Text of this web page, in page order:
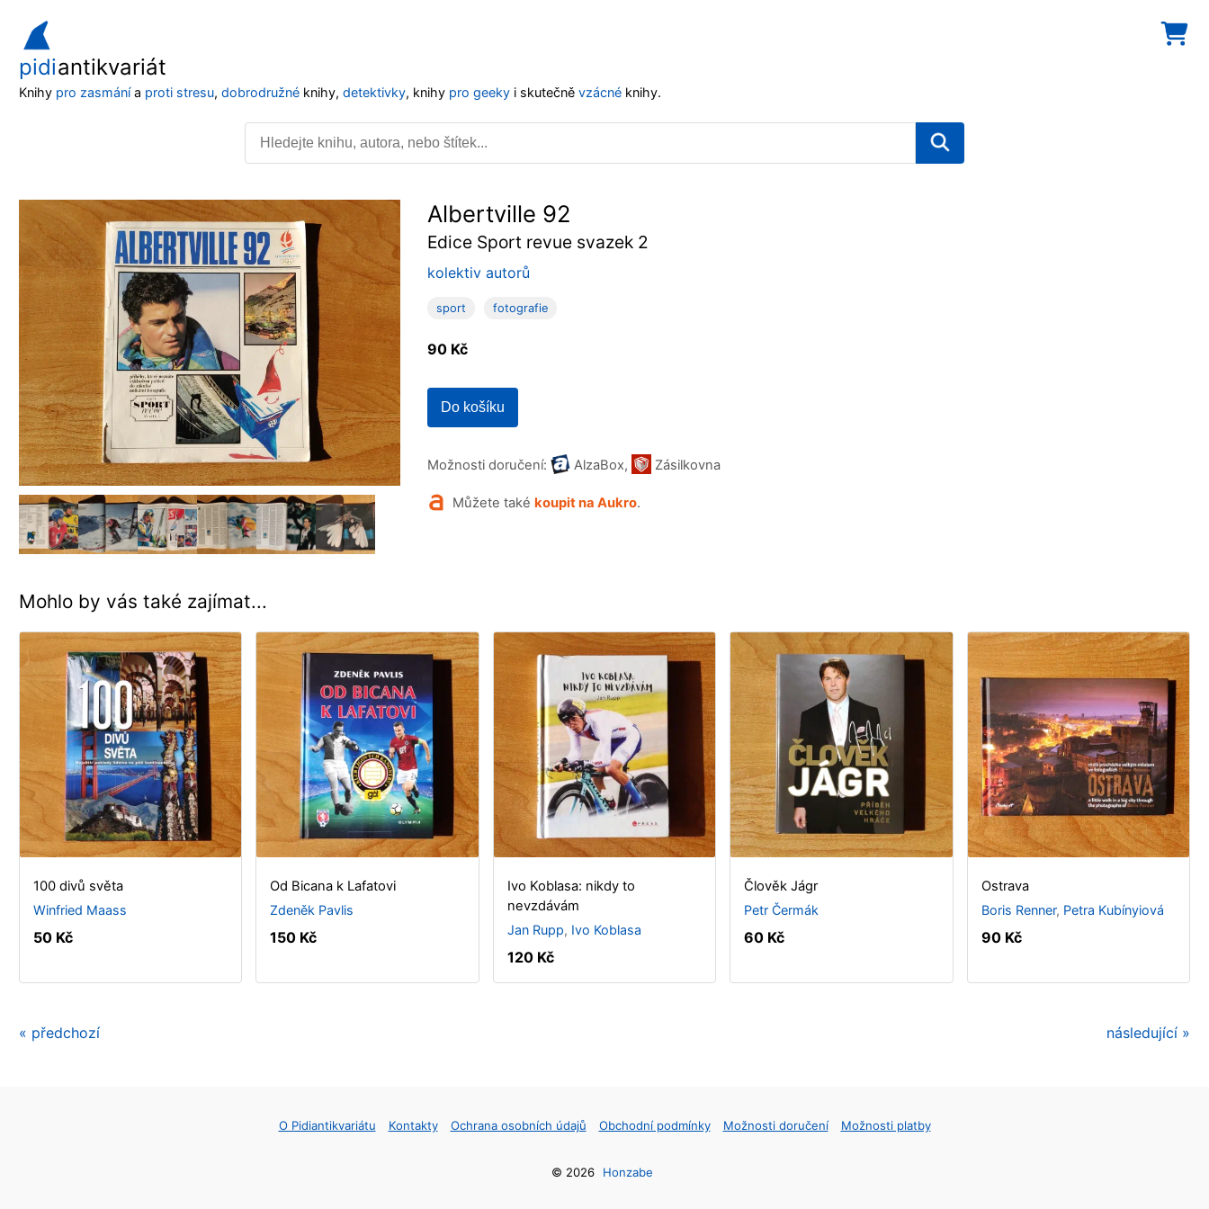
pidiantikvariát
Knihy pro zasmánía proti stresu, dobrodružné knihy, detektivky, knihy pro geeky i skutečně vzácné knihy.
Albertville 92
edice Sport revue svazek 2
kolektiv autorů
sport fotografie
90 Kč
Do košíku
Možnosti doručení: AlzaBox, Zásilkovna
Můžete také koupit na Aukro.
Mohlo by vás také zajímat...
100 divů světa
Winfried Maass
50 Kč
Od Bicana k Lafatovi
Zdeněk Pavlis
150 Kč
Ivo Koblasa: nikdy to
nevzdávám
Jan Rupp, Ivo Koblasa
120 Kč
Člověk Jágr
Petr Čermák
60 Kč
Ostrava
Boris Renner, Petra Kubínyiová
90 Kč
« předchozí následující »
O Pidiantikvariátu Kontakty Ochrana osobních údajů Obchodní podmínky Možnosti doručení Možnosti platby
© 2026 Honzabe